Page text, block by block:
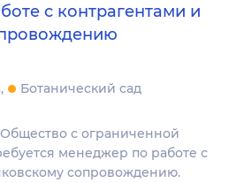
с контрагентами и
Ботанический сад
с ограниченной
менеджер по работе с
сопровождению.